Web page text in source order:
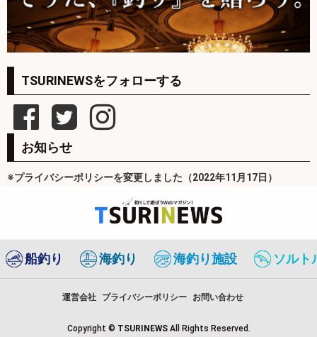
TSURINEWSをフォローする
お知らせ
※プライバシーポリシーを変更しました（2022年11月17日）
船釣り 海釣り 海釣り施設 ソルト
運営会社 プライバシーポリシー お問い合わせ
Copyright © TSURINEWS All Rights Reserved.